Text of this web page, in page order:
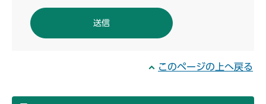
このページの上へ戻る